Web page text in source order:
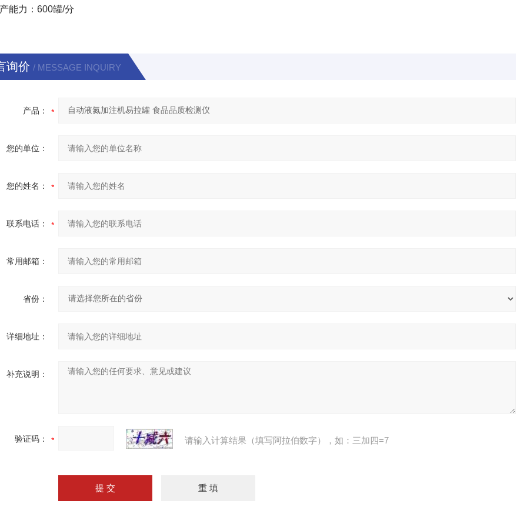
力：600罐/分
询价 / MESSAGE INQUIRY
产品：
您的单位：
您的姓名：
联系电话：
常用邮箱：
省份：
详细地址：
补充说明：
验证码： 请输入计算结果（填写阿拉伯数字），如：三加四=7